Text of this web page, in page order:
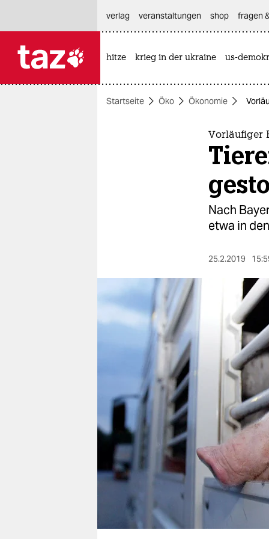
themen
nord
wahrheit
verlag
veranstaltungen
shop
fragen & hilfe
unterstützen
genossenschaft
verlag
veranstaltungen shop fragen
hitze krieg in der ukraine us-
Startseite Öko Ökonomie
Vorläufiger
Nach
etwa in
25.2.2019